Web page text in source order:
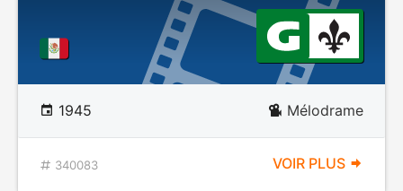
1945 Mélodrame
340083 VOIR PLUS